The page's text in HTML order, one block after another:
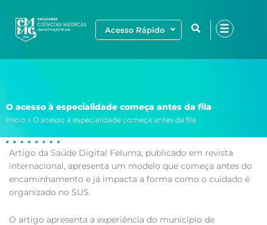
para
Acesso Rápido
O acesso à especialidade começa antes da fila
Início » O acesso à especialidade começa antes da fila
Artigo da Saúde Digital Feluma, publicado em revista
internacional, apresenta um modelo que começa antes do
encaminhamento e já impacta a forma como o cuidado é
organizado no SUS.
O artigo apresenta a experiência do município de